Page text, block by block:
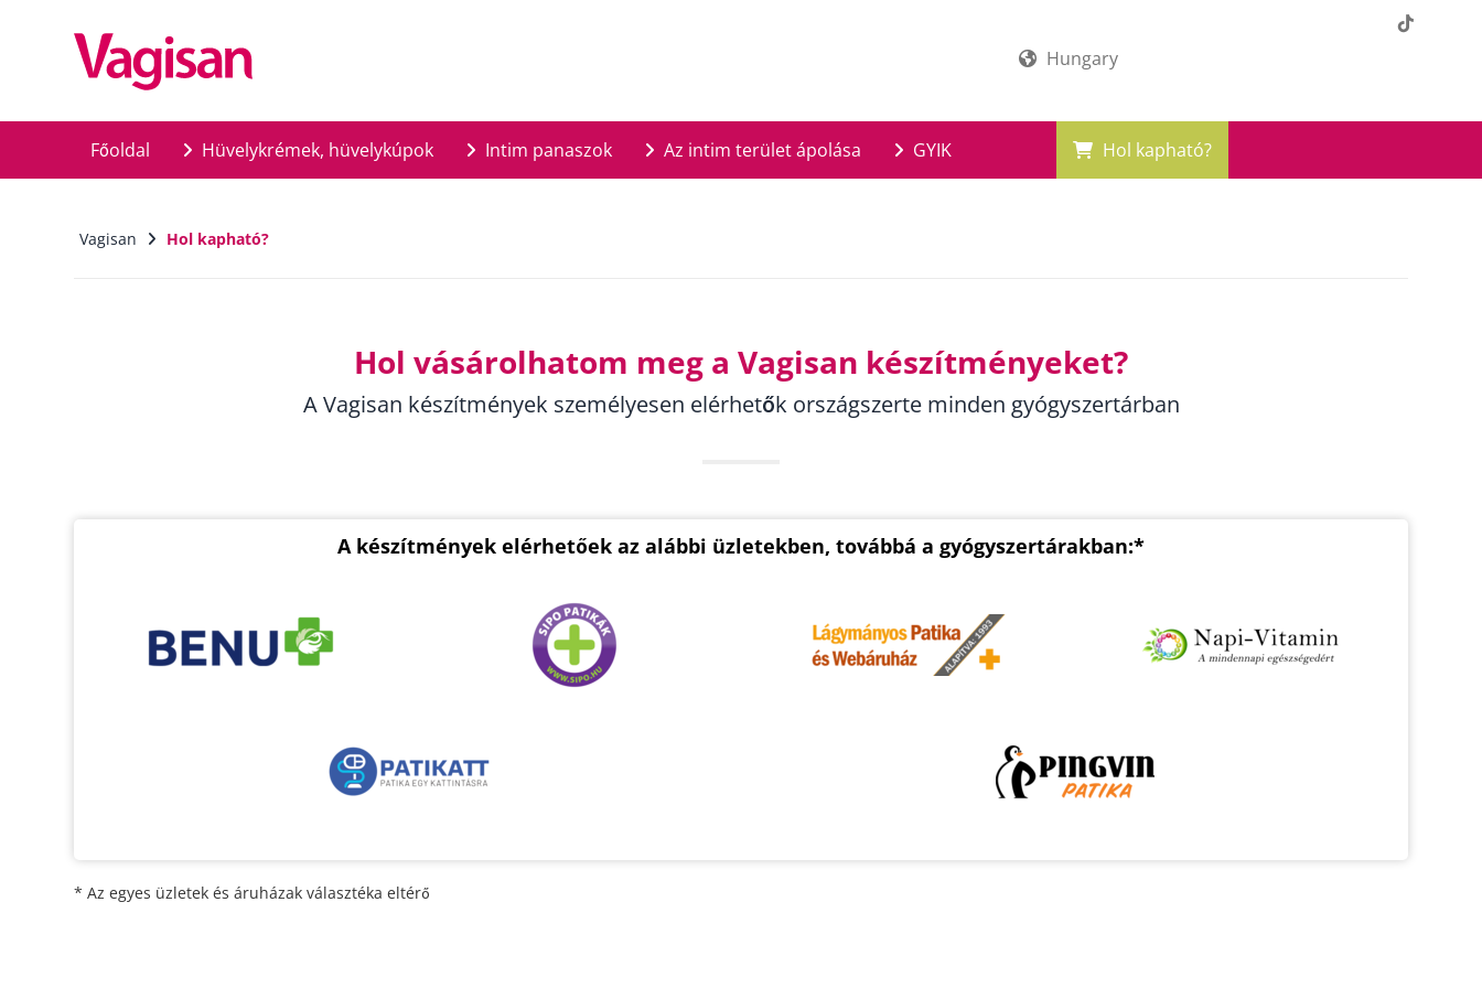
Hungary
Főoldal Hüvelykrémek, hüvelykúpok Intim panaszok Az intim terület ápolása GYIK Hol kapható?
Vagisan Hol kapható?
Hol vásárolhatom meg a Vagisan készítményeket?
A Vagisan készítmények személyesen elérhetők országszerte minden gyógyszertárban
A készítmények elérhetőek az alábbi üzletekben, továbbá a gyógyszertárakban:*
* Az egyes üzletek és áruházak választéka eltérő